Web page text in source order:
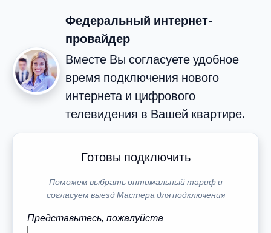
Федеральный интернет-
провайдер
Вместе Вы согласуете удобное
время подключения нового
интернета и цифрового
телевидения в Вашей квартире.
Готовы подключить
Поможем выбрать оптимальный тариф и
согласуем выезд Мастера для подключения
Представьтесь, пожалуйста